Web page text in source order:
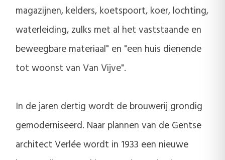
magazijnen, kelders, koetspoort, koer, lochting,
waterleiding, zulks met al het vaststaande en
beweegbare materiaal" en "een huis dienende
tot woonst van Van Vijve".
In de jaren dertig wordt de brouwerij grondig
gemoderniseerd. Naar plannen van de Gentse
architect Verlée wordt in 1933 een nieuwe